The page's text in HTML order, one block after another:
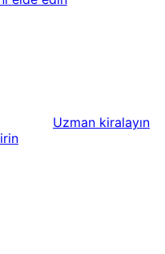
Uzman kiralayın